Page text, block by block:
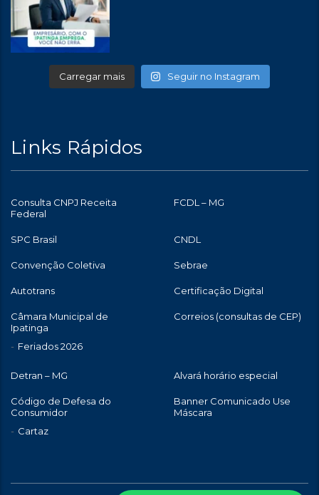
Carregar mais Seguir no Instagram
Links Rápidos
Consulta CNPJ Receita
Federal
FCDL – MG
SPC Brasil CNDL
Convenção Coletiva Sebrae
Autotrans Certificação Digital
Câmara Municipal de
Ipatinga
Feriados 2026
Correios (consultas de CEP)
Detran – MG Alvará horário especial
Código de Defesa do
Consumidor
Cartaz
Banner Comunicado Use
Máscara